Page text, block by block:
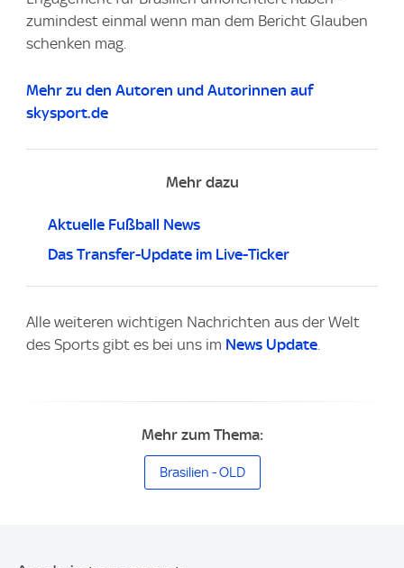
zumindest einmal wenn man dem Bericht Glauben
schenken mag.
Mehr zu den Autoren und Autorinnen auf
skysport.de
Mehr dazu
Aktuelle Fußball News
Das Transfer-Update im Live-Ticker
Alle weiteren wichtigen Nachrichten aus der Welt
des Sports gibt es bei uns im News Update.
Mehr zum Thema:
Brasilien - OLD